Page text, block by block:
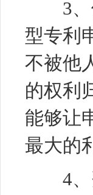
3、保
型专利
不被他
的权利
能够让
最大的
4、费